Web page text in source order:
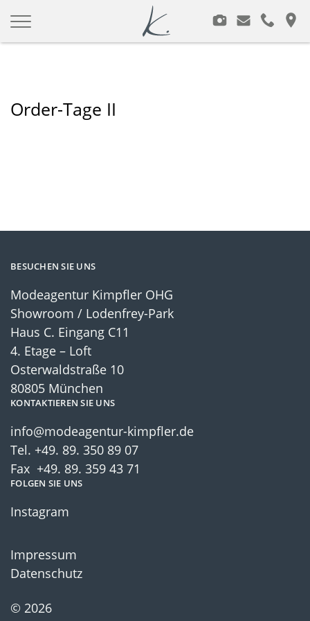
Zum
Modeagentur Kimpfler
Order-Tage II
BESUCHEN SIE UNS
Modeagentur Kimpfler OHG
Showroom / Lodenfrey-Park
Haus C. Eingang C11
4. Etage – Loft
Osterwaldstraße 10
80805 München
KONTAKTIEREN SIE UNS
info@modeagentur-kimpfler.de
Tel. +49. 89. 350 89 07
Fax +49. 89. 359 43 71
FOLGEN SIE UNS
Instagram
Impressum
Datenschutz
© 2026